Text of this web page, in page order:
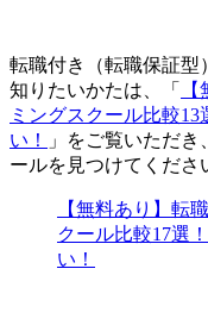
転職付き（転職保証型
知りたいかたは、「
ミングスクール比較
い！
」をご覧いただ
ールを見つけてくださ
【無料あり】転
クール比較17選
い！